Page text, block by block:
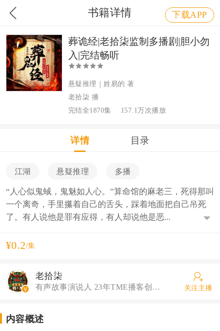
书籍详情 下载APP
葬诡经|老拾柒监制多播剧|胆小勿
入|完结畅听
悬疑推理｜姓易的 著
老拾柒 播
完结全1870集
157.1万次播放
详情 目录
江湖 悬疑推理 多播
“人心似鬼蜮，鬼魅如人心。”算命馆的麻老三，死得那叫
一个离奇，手里攥着自己的舌头，踩着地面把自己吊死
了。有人说他是罪有应得，有人却说他是恶...
¥0.2/集
老拾柒
有声故事演说人 23年TME播客创作中心最有价值主播 22年腾讯音乐财报长音频内容领航人 代表作《北派盗墓笔记》《收尸档案》《我当阴阳先生那几年》等 关注主播
内容概述